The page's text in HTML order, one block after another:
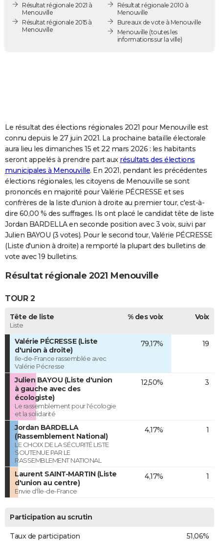
Destinations
City break
Voyage nature
Voyage de noces
Forum
PHOTO
GUIDES D'ACHAT
COPAINS D'AVANT
S'inscrire
Se connecter
Lycées
Collèges
Primaires
Universités
Entreprises
Service militaire
Avis de recherche
AVIS DE DÉCÈS
FORUM
Bricolage
Résultat régionale 2021 à
Menouville
Résultat régionale 2015 à
Menouville
Résultat régionale 2010 à
Menouville
Bureaux de vote à Menouville
Menouville (toutes les
informations sur la ville)
Le résultat des élections régionales 2021 pour Menouville est
connu depuis le 27 juin 2021. La prochaine bataille électorale
aura lieu les dimanches 15 et 22 mars 2026 : les habitants
seront appelés à prendre part aux résultats des élections
municipales à Menouville. En 2021, pendant les précédentes
élections régionales, les citoyens de Menouville se sont
prononcés en majorité pour Valérie PÉCRESSE et ses
confrères de la liste d'union à droite au premier tour, c'est-à-
dire 60,00 % des suffrages. Ils ont placé le candidat tête de liste
Jordan BARDELLA en seconde position avec 3 voix, suivi par
Julien BAYOU (3 votes). Pour le second tour, Valérie PÉCRESSE
(Liste d'union à droite) a remporté la plupart des bulletins de
vote avec 19 bulletins.
Résultat régionale 2021 Menouville
TOUR 2
Tête de liste
Liste
% des voix Voix
Valérie PÉCRESSE (Liste
d'union à droite)
Ile-de-France rassemblée avec
Valérie Pécresse
79,17% 19
Julien BAYOU (Liste d'union
à gauche avec des
écologiste)
Le rassemblement pour l'écologie
et la solidarité
12,50% 3
Jordan BARDELLA
(Rassemblement National)
LE CHOIX DE LA SÉCURITÉ LISTE
SOUTENUE PAR LE
RASSEMBLEMENT NATIONAL
4,17% 1
Laurent SAINT-MARTIN (Liste
d'union au centre)
Envie d'Île-de-France
4,17% 1
Participation au scrutin
Taux de participation 51,06%